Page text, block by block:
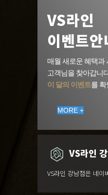
VS라인
이벤트안
매월 새로운 혜택과
고객님을 찾아갑니
이 달의 이벤트를
MORE +
VS라인
VS라인 강남점은 네